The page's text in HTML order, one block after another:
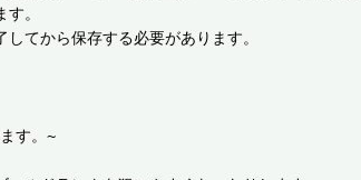
。
てから保存する必要があります。
す。~